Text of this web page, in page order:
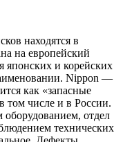
находятся в
на европейский
японских и корейских
Nippon —
как «запасные
том числе и в России.
отдел
технических